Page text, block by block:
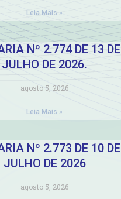
Leia Mais »
Nº 2.774 DE 13 DE
JULHO DE 2026.
agosto 5, 2026
Leia Mais »
Nº 2.773 DE 10 DE
JULHO DE 2026
agosto 5, 2026